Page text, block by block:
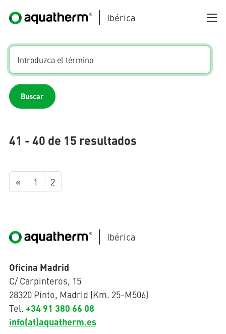
Skip to main content
Ibérica
AQUATHERM BLUE
AQUATHERM RED
AQUATHERM ENERGY
Póngase
en
contacto
con
Encontrar
socios
Buscar
41 - 40 de 15 resultados
« 1 2
Ibérica
Oficina Madrid
C/ Carpinteros, 15
28320 Pinto, Madrid (Km. 25-M506)
Tel. +34 91 380 66 08
info(at)aquatherm.es